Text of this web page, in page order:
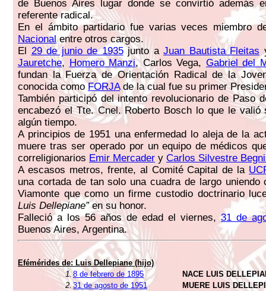
de Buenos Aires lugar donde se convirtió además
referente radical.
En el ámbito partidario fue varias veces miembro
Nacionalentre otros cargos.
El 29 de junio de 1935junto a Juan Bautista Fleitas
Jauretche, Homero Manzi, Carlos Vega, Gabriel del
fundan la Fuerza de Orientación Radical de la
conocida comoFORJAde la cual fue su primer
También participó del intento revolucionario de Paso
encabezó el Tte. Cnel. Roberto Bosch lo que le valió
algún tiempo.
A principios de 1951 una enfermedad lo aleja de la
muere tras ser operado por un equipo de médicos
correligionarios Emir Mercader y Carlos Silvestre
A escasos metros, frente, al Comité Capital de la
una cortada de tan solo una cuadra de largo uniendo
Viamonte que como un firme custodio doctrinario
Luis Dellepiane”en su honor.
Falleció a los 56 años de edad el viernes,31 de
Buenos Aires, Argentina.
Efémérides de: Luis Dellepiane (hijo)
1. 8 de febrero de 1895
NACE LUIS
2.31 de agosto de 1951 MUERE LUIS